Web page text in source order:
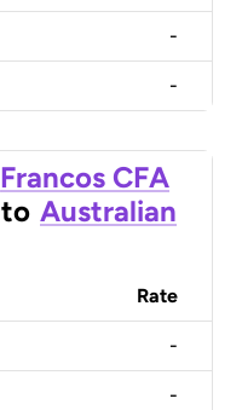
-
-
Francos CFA
to Australian
Rate
-
-